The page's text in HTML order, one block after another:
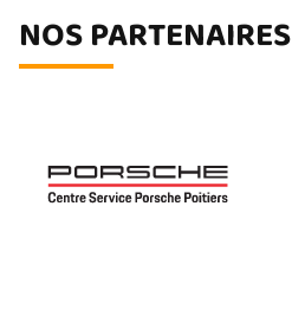
NOS PARTENAIRES